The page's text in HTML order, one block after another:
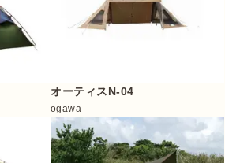
オーティスN-04
ogawa